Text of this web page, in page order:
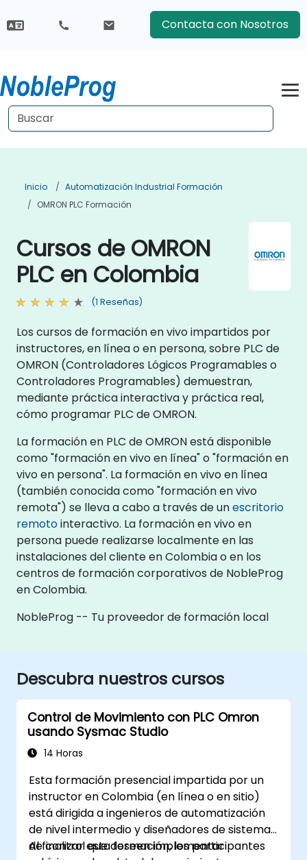
Contacta con Nosotros
Inicio
Automatización Industrial Formación
OMRON PLC Formación
Cursos de OMRON
PLC en Colombia
(1 Reseñas)
Los cursos de formación en vivo impartidos por
instructores, en línea o en persona, sobre PLC de
OMRON (Controladores Lógicos Programables o
Controladores Programables) demuestran,
mediante práctica interactiva y práctica real,
cómo programar PLC de OMRON.
La formación en PLC de OMRON está disponible
como "formación en vivo en línea" o "formación en
vivo en persona". La formación en vivo en línea
(también conocida como "formación en vivo
remota") se lleva a cabo a través de unescritorio
remotointeractivo. La formación en vivo en
persona puede realizarse localmente en las
instalaciones del cliente en Colombia o en los
centros de formación corporativos de NobleProg
en Colombia.
NobleProg -- Tu proveedor de formación local
Descubra nuestros cursos
Control de Movimiento con PLC Omron
usando Sysmac Studio
14 Horas
Esta formación presencial impartida por un
instructor en Colombia (en línea o en sitio)
está dirigida a ingenieros de automatización
de nivel intermedio y diseñadores de sistemas
de control que deseen implementar
Al finalizar esta formación, los participantes